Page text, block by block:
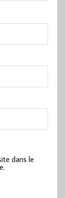
dans le